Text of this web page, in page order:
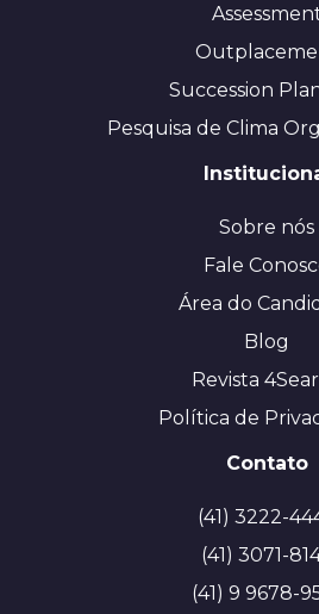
Succession
Pesquisa de Clima
Sobre nós
Fale
Área do
Blog
Revista
Política de
Contato
(41) 3222-
(41) 3071-
(41) 9 9678-